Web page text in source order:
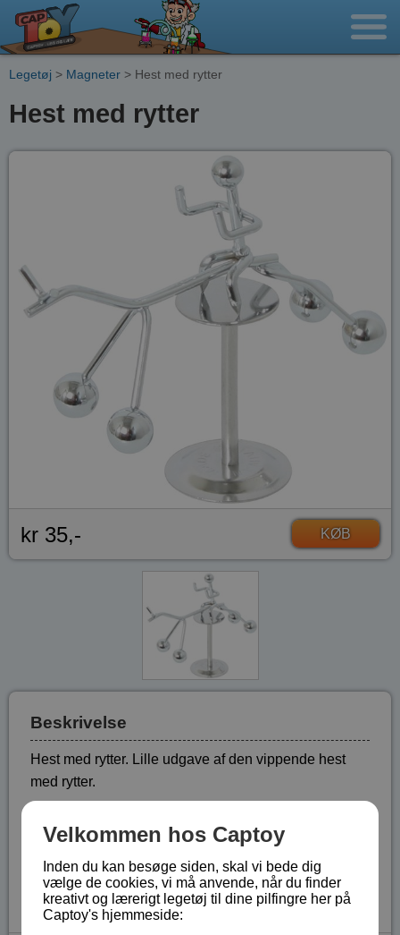
Legetøj > Magneter > Hest med rytter
Hest med rytter
kr 35,- KØB
Beskrivelse
Hest med rytter. Lille udgave af den vippende hest
med rytter.
Dekorativt legetøj.
Lagerstatus:På lager
Vare nr.:BA-62805
Velkommen hos Captoy
Inden du kan besøge siden, skal vi bede dig
vælge de cookies, vi må anvende, når du finder
kreativt og lærerigt legetøj til dine pilfingre her på
Captoy's hjemmeside: